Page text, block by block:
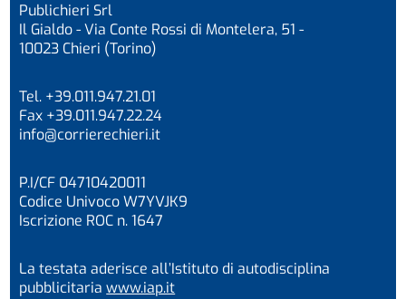
Publichieri Srl
Il Gialdo - Via Conte Rossi di Montelera, 51 -
10023 Chieri (Torino)
Tel. +39.011.947.21.01
Fax +39.011.947.22.24
info@corrierechieri.it
P.I/CF 04710420011
Codice Univoco W7YVJK9
Iscrizione ROC n. 1647
La testata aderisce all’Istituto di autodisciplina
pubblicitariawww.iap.it